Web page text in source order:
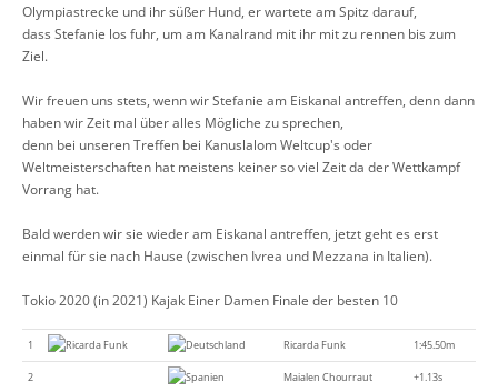
Olympiastrecke und ihr süßer Hund, er wartete am Spitz darauf,
dass Stefanie los fuhr, um am Kanalrand mit ihr mit zu rennen bis zum
Ziel.
Wir freuen uns stets, wenn wir Stefanie am Eiskanal antreffen, denn dann
haben wir Zeit mal über alles Mögliche zu sprechen,
denn bei unseren Treffen bei Kanuslalom Weltcup's oder
Weltmeisterschaften hat meistens keiner so viel Zeit da der Wettkampf
Vorrang hat.
Bald werden wir sie wieder am Eiskanal antreffen, jetzt geht es erst
einmal für sie nach Hause (zwischen Ivrea und Mezzana in Italien).
Tokio 2020 (in 2021) Kajak Einer Damen Finale der besten 10
1 Ricarda Funk 1:45.50m
2 Maialen Chourraut +1.13s